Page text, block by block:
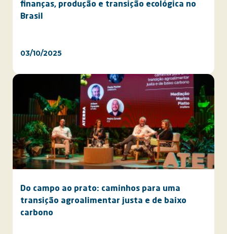
finanças, produção e transição ecológica no
Brasil
03/10/2025
Do campo ao prato: caminhos para uma
transição agroalimentar justa e de baixo
carbono